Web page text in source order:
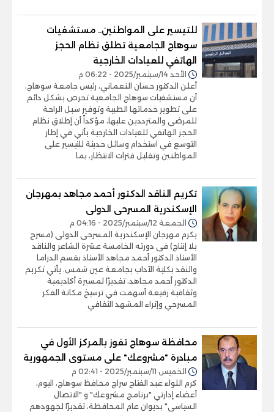
للتيسير على المواطنين.. مستشفيات
سوهاج الجامعية تطلق نظام الحجز
الهاتفي للعيادات الخارجية
الأحد 14/سبتمبر/2025 - 06:22 م
أعلن الدكتور حسان النعماني، رئيس جامعة سوهاج،
أن مستشفيات سوهاج الجامعية تحرص بشكل دائم
على تطوير خدماتها الطبية وتوفير سبل الراحة
للمرضى والمترددين عليها، مؤكداً أن إطلاق نظام
الحجز الهاتفي للعيادات الخارجية يأتي في إطار
التوسع في استخدام وسائل حديثة للتيسير على
المواطنين وتقليل فترات الانتظار، بما
تكريم الناقد الدكتور أحمد مجاهد بمهرجان
الإسكندرية المسرحى الدولى
الجمعة 12/سبتمبر/2025 - 04:16 م
يكرم مهرجان الإسكندرية المسرحى الدولى (مسرح
بلا إنتاج) فى دورته الخامسة عشرة الشاعر والناقد
الأستاذ الدكتور أحمد مجاهد الأستاذ بقسم الدراما
والنقد بكلية الآداب بجامعة عين شمس. يأتي تكريم
الدكتور أحمد مجاهد، تقديرًا لمسيرة أكاديمية
وثقافية رفيعة أسهمت في ترسيخ مكانة الفكر
المسرحي وإثراء المشهد الثقافي
محافظة سوهاج تفوز بالمركز الأول في
مبادرة "مشروعك" على مستوى الجمهورية
الخميس 11/سبتمبر/2025 - 02:41 م
كرم اللواء عبد الفتاح سراج محافظ سوهاج، اليوم،
أعضاء إدارتي "برنامج مشروعك" و "الاتصال
السياسي" بديوان عام المحافظة، تقديرًا لجهودهم